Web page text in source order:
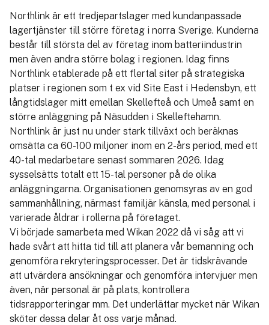
Northlink är ett tredjepartslager med kundanpassade
lagertjänster till större företag i norra Sverige. Kunderna
består till största del av företag inom batteriindustrin
men även andra större bolag i regionen. Idag finns
Northlink etablerade på ett flertal siter på strategiska
platser i regionen som t ex vid Site East i Hedensbyn, ett
långtidslager mitt emellan Skellefteå och Umeå samt en
större anläggning på Näsudden i Skelleftehamn.
Northlink är just nu under stark tillväxt och beräknas
omsätta ca 60-100 miljoner inom en 2-års period, med ett
40-tal medarbetare senast sommaren 2026. Idag
sysselsätts totalt ett 15-tal personer på de olika
anläggningarna. Organisationen genomsyras av en god
sammanhållning, närmast familjär känsla, med personal i
varierade åldrar i rollerna på företaget.
Vi började samarbeta med Wikan 2022 då vi såg att vi
hade svårt att hitta tid till att planera vår bemanning och
genomföra rekryteringsprocesser. Det är tidskrävande
att utvärdera ansökningar och genomföra intervjuer men
även, när personal är på plats, kontrollera
tidsrapporteringar mm. Det underlättar mycket när Wikan
sköter dessa delar åt oss varje månad.